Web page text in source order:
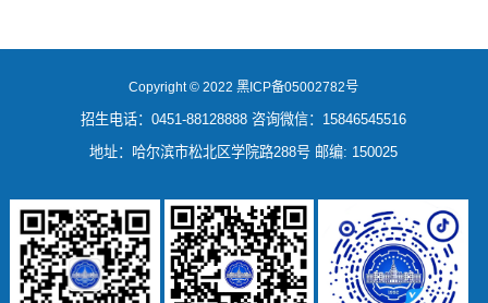
Copyright © 2022 黑ICP备05002782号
招生电话：0451-88128888 咨询微信：15846545516
地址：哈尔滨市松北区学院路288号 邮编: 150025